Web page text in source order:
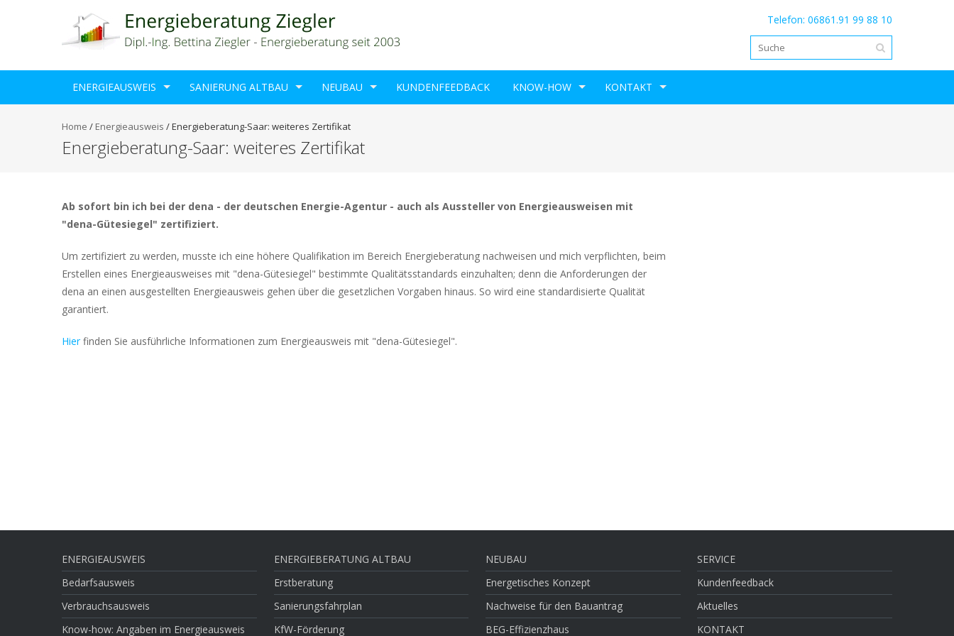
Telefon: 06861.91 99 88 10
ENERGIEAUSWEIS SANIERUNG ALTBAU NEUBAU KUNDENFEEDBACK KNOW-HOW KONTAKT
Home / Energieausweis /Energieberatung-Saar: weiteres Zertifikat
Energieberatung-Saar: weiteres Zertifikat
Ab sofort bin ich bei der dena - der deutschen Energie-Agentur - auch als Aussteller von Energieausweisen mit
"dena-Gütesiegel" zertifiziert.
Um zertifiziert zu werden, musste ich eine höhere Qualifikation im Bereich Energieberatung nachweisen und mich verpflichten, beim
Erstellen eines Energieausweises mit "dena-Gütesiegel" bestimmte Qualitätsstandards einzuhalten; denn die Anforderungen der
dena an einen ausgestellten Energieausweis gehen über die gesetzlichen Vorgaben hinaus. So wird eine standardisierte Qualität
garantiert.
Hierfinden Sie ausführliche Informationen zum Energieausweis mit "dena-Gütesiegel".
ENERGIEAUSWEIS
Bedarfsausweis
Verbrauchsausweis
Know-how: Angaben im Energieausweis
ENERGIEBERATUNG ALTBAU
Erstberatung
Sanierungsfahrplan
KfW-Förderung
NEUBAU
Energetisches Konzept
Nachweise für den Bauantrag
BEG-Effizienzhaus
SERVICE
Kundenfeedback
Aktuelles
KONTAKT